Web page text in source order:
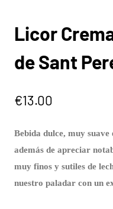
Licor
de Sant
€13.00
Bebida dulce, muy suave
además de apreciar
muy finos y sutiles de
nuestro paladar con un